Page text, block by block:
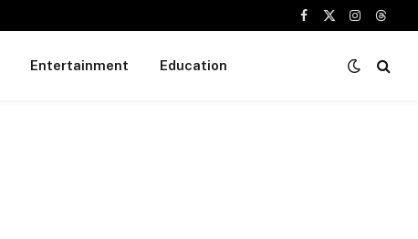
Facebook
X
Instagram
Entertainment Education